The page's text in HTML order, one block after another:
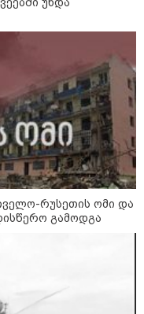
რუსეთის ომი და
გამოდგა